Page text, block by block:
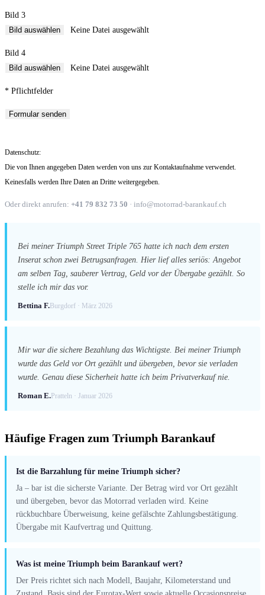
Bild 3
Bild auswählen
Keine Datei ausgewählt
Bild 4
Bild auswählen
Keine Datei ausgewählt
* Pflichtfelder
Datenschutz:
Die von Ihnen angegeben Daten werden von uns zur Kontaktaufnahme verwendet.
Keinesfalls werden Ihre Daten an Dritte weitergegeben.
Oder direkt anrufen: +41 79 832 73 50 · info@motorrad-barankauf.ch
Bei meiner Triumph Street Triple 765 hatte ich nach dem ersten
Inserat schon zwei Betrugsanfragen. Hier lief alles seriös: Angebot
am selben Tag, sauberer Vertrag, Geld vor der Übergabe gezählt. So
stelle ich mir das vor.
Bettina F.Burgdorf · März 2026
Mir war die sichere Bezahlung das Wichtigste. Bei meiner Triumph
wurde das Geld vor Ort gezählt und übergeben, bevor sie verladen
wurde. Genau diese Sicherheit hatte ich beim Privatverkauf nie.
Roman E.Pratteln · Januar 2026
Häufige Fragen zum Triumph Barankauf
Ist die Barzahlung für meine Triumph sicher?
Ja – bar ist die sicherste Variante. Der Betrag wird vor Ort gezählt
und übergeben, bevor das Motorrad verladen wird. Keine
rückbuchbare Überweisung, keine gefälschte Zahlungsbestätigung.
Übergabe mit Kaufvertrag und Quittung.
Was ist meine Triumph beim Barankauf wert?
Der Preis richtet sich nach Modell, Baujahr, Kilometerstand und